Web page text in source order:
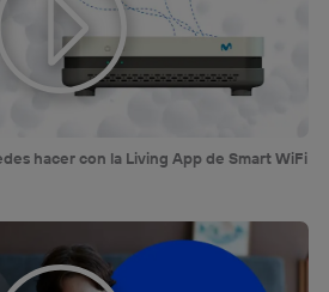
hacer con la Living App de Smart WiFi